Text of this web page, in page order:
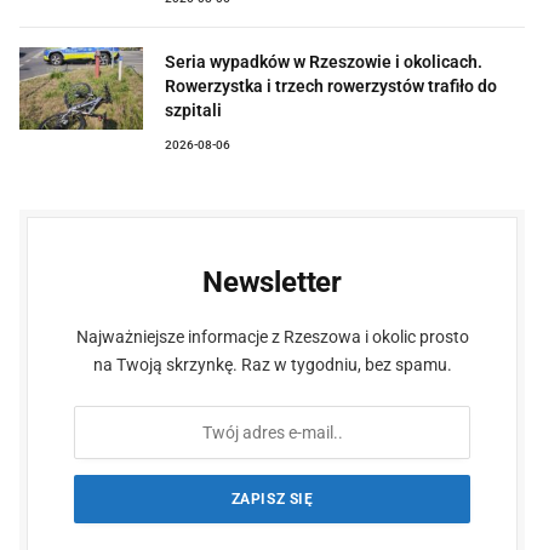
Seria wypadków w Rzeszowie i okolicach.
Rowerzystka i trzech rowerzystów trafiło do
szpitali
2026-08-06
Newsletter
Najważniejsze informacje z Rzeszowa i okolic prosto
na Twoją skrzynkę. Raz w tygodniu, bez spamu.